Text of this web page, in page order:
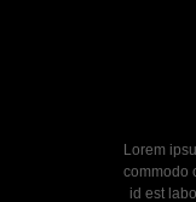
Lorem
commodo
id est